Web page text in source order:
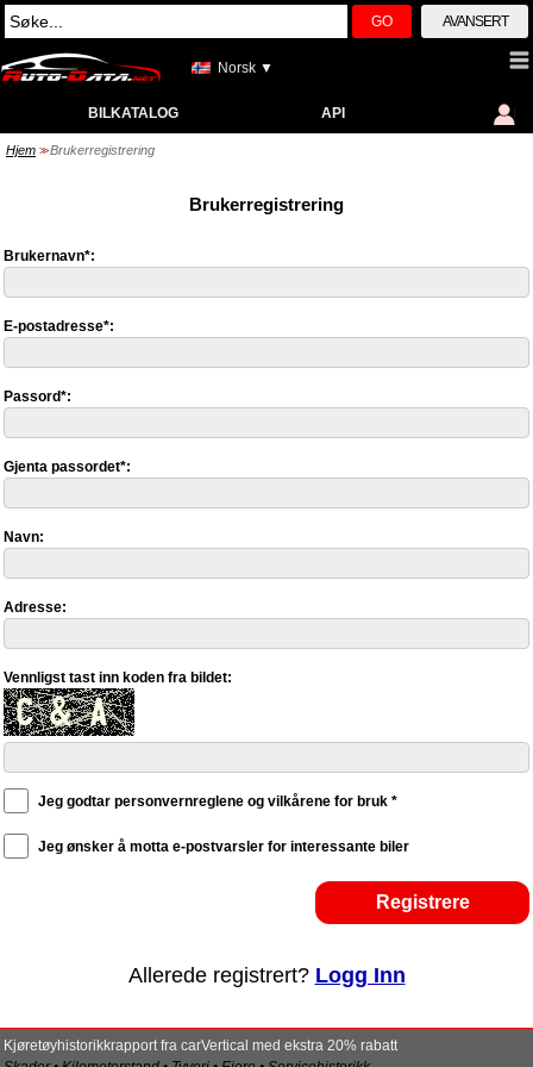
GO AVANSERT
Norsk ▼
BILKATALOG API
Hjem >> Brukerregistrering
Brukerregistrering
Brukernavn*:
E-postadresse*:
Passord*:
Gjenta passordet*:
Navn:
Adresse:
Vennligst tast inn koden fra bildet:
Jeg godtar personvernreglene og vilkårene for bruk *
Jeg ønsker å motta e-postvarsler for interessante biler
Allerede registrert? Logg Inn
Kjøretøyhistorikkrapport fra carVertical med ekstra 20% rabatt